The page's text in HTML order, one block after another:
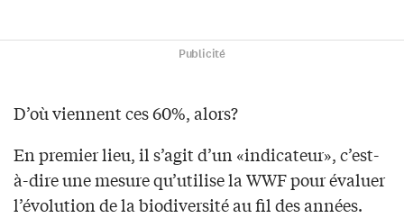
Publicité
D’où viennent ces 60%, alors?
En premier lieu, il s’agit d’un «indicateur», c’est-
à-dire une mesure qu’utilise la WWF pour évaluer
l’évolution de la biodiversité au fil des années.